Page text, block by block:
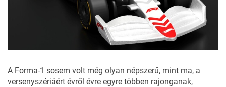
A Forma-1 sosem volt még olyan népszerű, mint ma, a
versenyszériáért évről évre egyre többen rajonganak,